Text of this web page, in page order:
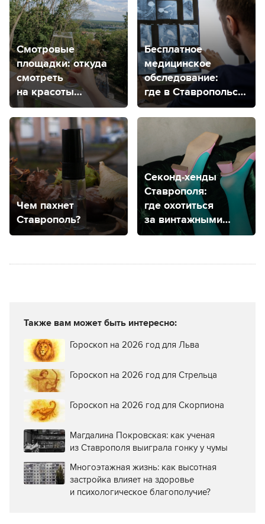
Смотровые
площадки: откуда
смотреть
на красоты
Ставрополя
Бесплатное
медицинское
обследование:
где в Ставропольском
крае находятся
центры здоровья
и взрослых?
Чем пахнет
Ставрополь?
Секонд-хенды
Ставрополя:
где охотиться
за винтажными
вещами?
Также вам может быть интересно:
Гороскоп на 2026 год для Льва
Гороскоп на 2026 год для Стрельца
Гороскоп на 2026 год для Скорпиона
Магдалина Покровская: как ученая
из Ставрополя выиграла гонку у чумы
Многоэтажная жизнь: как высотная
застройка влияет на здоровье
и психологическое благополучие?